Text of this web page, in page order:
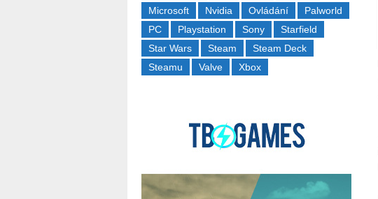
Microsoft
Nvidia Ovládání
Palworld
PC
Playstation Sony
Starfield
Star Wars
Steam
Steam Deck
Steamu
Valve Xbox